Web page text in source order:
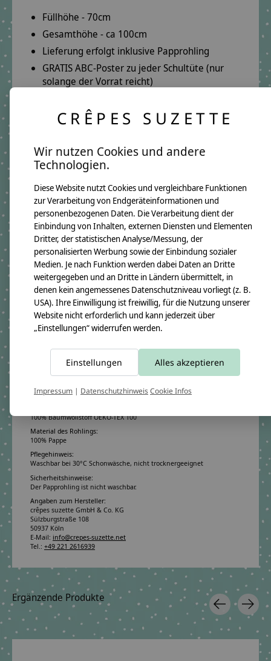
Füllhöhe - 70cm
Gesamthöhe - ca 100cm
Lieferung erfolgt inklusive Papprohling
GRATISABC-Poster zu jeder Schultüte (nur
solange der Vorrat reicht)
Deine Vorteile:
E-Mail:info@crepes-suzette.net
Telefon:+49 221 2616939
Schnelle Lieferung:
In wenigen Tagen kannst Du deine Schultüte in
deinen Händen halten.
Über 10 Jahre Erfahrung:
Auf unsere Qualität ist Verlass.
Lange Freude garantiert.
Produktangaben:
Schultüte Hanna 2022
Bezugsmaß:
Höhe ca.100cm
Rohlingmaß:
Durchmesser ca. 18cm
100% Baumwollstoff OEKO-TEX 100
Material des Rohlings:
100% Pappe
Pflegehinweis:
Waschbar bei 30°C Schonwäsche, nicht trocknergeeignet
Sicherheitshinweise:
Der Papprohling ist nicht waschbar.
Angaben zum Hersteller:
crêpes suzette GmbH & Co. KG
Sülzburgstraße 108
50937 Köln
E-Mail: info@crepes-suzette.net
Tel.: +49 221 2616939
Ergänzende Produkte
Carousel items
CRÊPES SUZETTE
Wir nutzen Cookies und andere
Technologien.
Diese Website nutzt Cookies und vergleichbare Funktionen
zur Verarbeitung von Endgeräteinformationen und
personenbezogenen Daten. Die Verarbeitung dient der
Einbindung von Inhalten, externen Diensten und Elementen
Dritter, der statistischen Analyse/Messung, der
personalisierten Werbung sowie der Einbindung sozialer
Medien. Je nach Funktion werden dabei Daten an Dritte
weitergegeben und an Dritte in Ländern übermittelt, in
denen kein angemessenes Datenschutzniveau vorliegt (z. B.
USA). Ihre Einwilligung ist freiwillig, für die Nutzung unserer
Website nicht erforderlich und kann jederzeit über
„Einstellungen“ widerrufen werden.
Einstellungen Alles akzeptieren
Impressum | DatenschutzhinweisCookie Infos